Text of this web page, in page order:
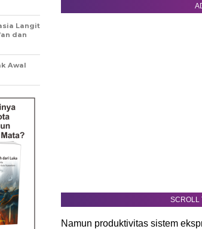
SCROLL
Namun produktivitas sistem
Langit
dan
Awal